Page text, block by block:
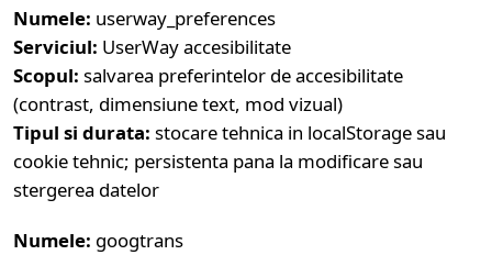
Numele: userway_preferences
Serviciul: UserWay accesibilitate
Scopul: salvarea preferintelor de accesibilitate
(contrast, dimensiune text, mod vizual)
Tipul si durata: stocare tehnica in localStorage sau
cookie tehnic; persistenta pana la modificare sau
stergerea datelor
Numele: googtrans